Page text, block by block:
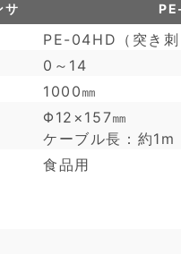
センサ PE-
PE-04HD（突き刺
0～14
1000㎜
Φ12×157㎜
ケーブル長：約1m
食品用